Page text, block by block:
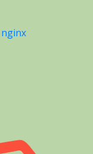
nginx